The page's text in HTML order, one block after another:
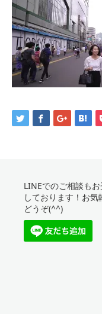
LINEでのご相談もお
しております！お気
どうぞ(^^)